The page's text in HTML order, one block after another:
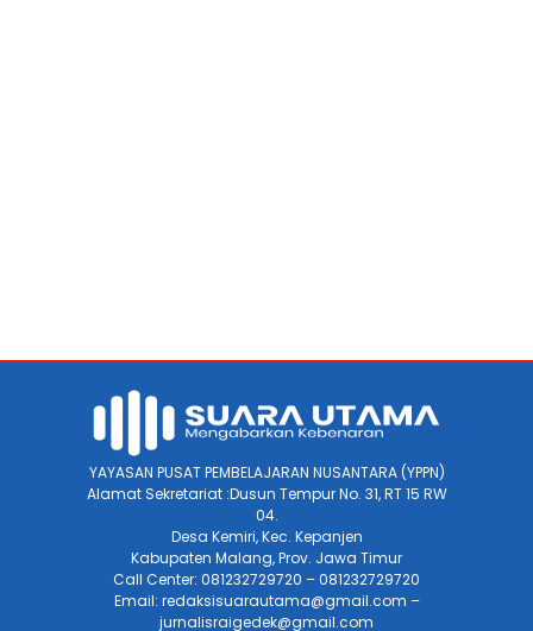
YAYASAN PUSAT PEMBELAJARAN NUSANTARA (YPPN)
Alamat Sekretariat :Dusun Tempur No. 31, RT 15 RW
04.
Desa Kemiri, Kec. Kepanjen
Kabupaten Malang, Prov. Jawa Timur
Call Center: 081232729720 – 081232729720
Email: redaksisuarautama@gmail.com –
jurnalisraigedek@gmail.com